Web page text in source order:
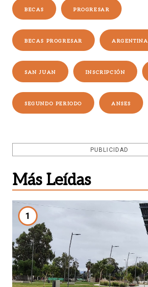
BECAS PROGRESAR
BECAS PROGRESAR ARGENTINA
SAN JUAN INSCRIPCIÓN
SEGUNDO PERIODO ANSES
PUBLICIDAD
Más Leídas
1